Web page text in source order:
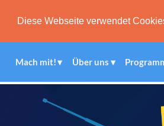
Diese Webseite verwendet
Mach mit! Über uns